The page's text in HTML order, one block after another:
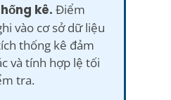
kê. Điểm
vào cơ sở dữ liệu
thống kê đảm
và tính hợp lệ tối
tra.